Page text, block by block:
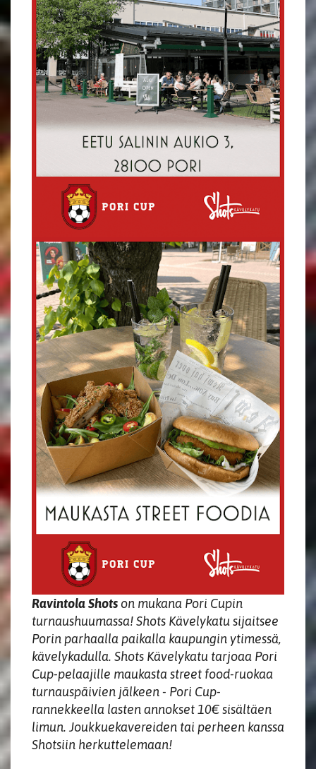
Ravintola Shots on mukana Pori Cupin
turnaushuumassa! Shots Kävelykatu sijaitsee
Porin parhaalla paikalla kaupungin ytimessä,
kävelykadulla. Shots Kävelykatu tarjoaa Pori
Cup-pelaajille maukasta street food-ruokaa
turnauspäivien jälkeen - Pori Cup-
rannekkeella lasten annokset 10€sisältäen
limun. Joukkuekavereiden tai perheen kanssa
Shotsiin herkuttelemaan!